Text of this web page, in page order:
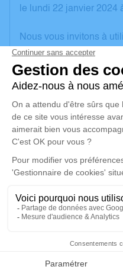
Faire-part
le lundi 22 janvier 2024
Nous vous invitons à
vos condoléances,
une anecdote ou
poèmes ou des textes.
d'expression dédié à
GRENIER.
Un service de plantation
disponible ici.
Cérémonie
Église Saint Paul
27110 Le Neubourg